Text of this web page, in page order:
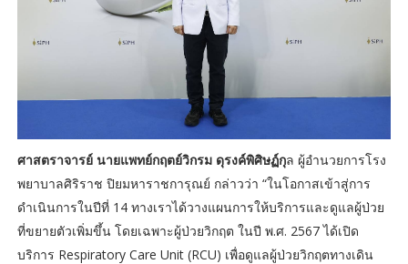
ศาสตราจารย์ นายแพทย์กฤตย์วิกรม ดุรงค์พิศิษฏ์กุล ผู้อำนวยการโรง
พยาบาลศิริราช ปิยมหาราชการุณย์ กล่าวว่า “ในโอกาสเข้าสู่การ
ดำเนินการในปีที่ 14 ทางเราได้วางแผนการให้บริการและดูแลผู้ป่วย
ที่ขยายตัวเพิ่มขึ้น โดยเฉพาะผู้ป่วยวิกฤต ในปี พ.ศ. 2567 ได้เปิด
บริการ Respiratory Care Unit (RCU) เพื่อดูแลผู้ป่วยวิกฤตทางเดิน